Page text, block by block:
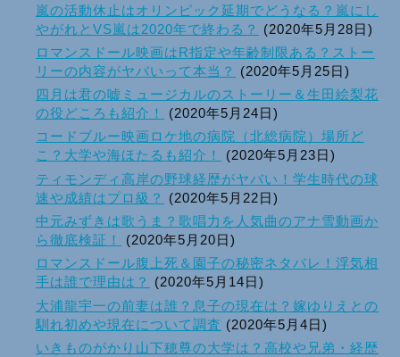
嵐の活動休止はオリンピック延期でどうなる？嵐にし
やがれとVS嵐は2020年で終わる？
(2020年5月28日)
ロマンスドール映画はR指定や年齢制限ある？ストー
リーの内容がヤバいって本当？
(2020年5月25日)
四月は君の嘘ミュージカルのストーリー＆生田絵梨花
の役どころも紹介！
(2020年5月24日)
コードブルー映画ロケ地の病院（北総病院）場所ど
こ？大学や海ほたるも紹介！
(2020年5月23日)
ティモンディ高岸の野球経歴がヤバい！学生時代の球
速や成績はプロ級？
(2020年5月22日)
中元みずきは歌うま？歌唱力を人気曲のアナ雪動画か
ら徹底検証！
(2020年5月20日)
ロマンスドール腹上死＆園子の秘密ネタバレ！浮気相
手は誰で理由は？
(2020年5月14日)
大浦龍宇一の前妻は誰？息子の現在は？嫁ゆりえとの
馴れ初めや現在について調査 (2020年5月4日)
いきものがかり山下穂尊の大学は？高校や兄弟・経歴